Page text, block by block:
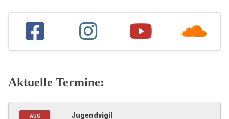
Aktuelle Termine:
AUG
Jugendvigil